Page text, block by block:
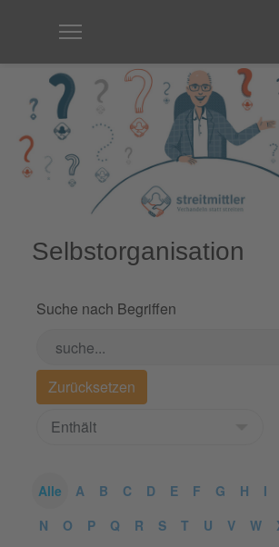
Selbstorganisation
Suche nach Begriffen
Alle A B C D E F G H I
N
O P Q R S T U V W